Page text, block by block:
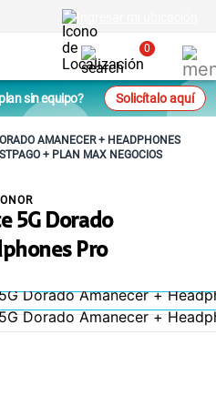
0
sin equipo? Solicítalo aquí
AMANECER + HEADPHONES
+ PLAN MAX NEGOCIOS
5G Dorado
Pro